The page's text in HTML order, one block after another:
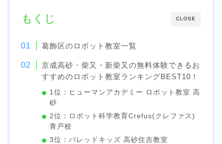
CLOSE
もくじ
葛飾区のロボット教室一覧
京成高砂・柴又・新柴又の無料体験できるお
すすめのロボット教室ランキングBEST10！
1位：ヒューマンアカデミー ロボット教室 高
砂
2位：ロボット科学教育Crefus(クレファス)
青戸校
3位：バレッドキッズ 高砂住吉教室